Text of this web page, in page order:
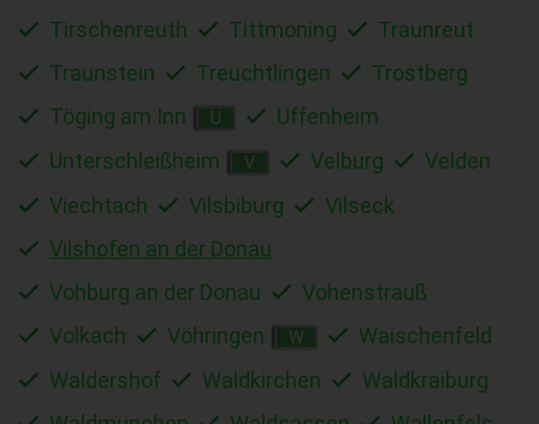
Tirschenreuth
Tittmoning
Traunreut
Traunstein
Treuchtlingen
Trostberg
Töging am Inn
U
Uffenheim
Unterschleißheim
V Velburg
Velden
Viechtach
Vilsbiburg
Vilseck
Vilshofen an der Donau
Vohburg an der Donau
Vohenstrauß
Volkach
Vöhringen W
Waischenfeld
Waldershof
Waldkirchen
Waldkraiburg